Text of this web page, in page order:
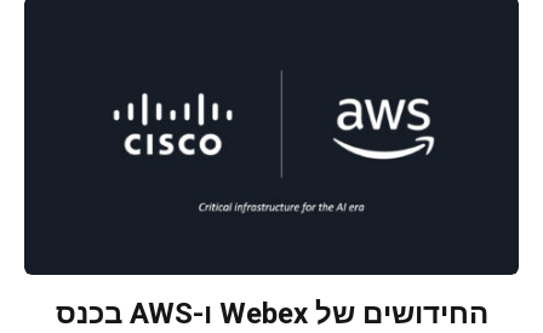
החידושים של Webex ו-AWS בכנס